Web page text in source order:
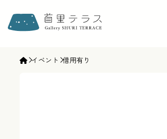
ギャラリー首里テラス | gallery SHURI TERRACE
イベント 借用有り